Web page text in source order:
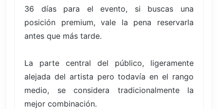
36 días para el evento, si buscas una
posición premium, vale la pena reservarla
antes que más tarde.
La parte central del público, ligeramente
alejada del artista pero todavía en el rango
medio, se considera tradicionalmente la
mejor combinación.